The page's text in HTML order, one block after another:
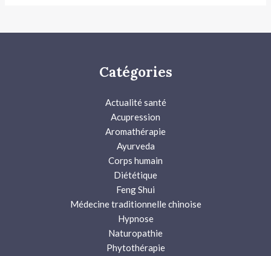
Catégories
Actualité santé
Acupression
Aromathérapie
Ayurveda
Corps humain
Diététique
Feng Shui
Médecine traditionnelle chinoise
Hypnose
Naturopathie
Phytothérapie